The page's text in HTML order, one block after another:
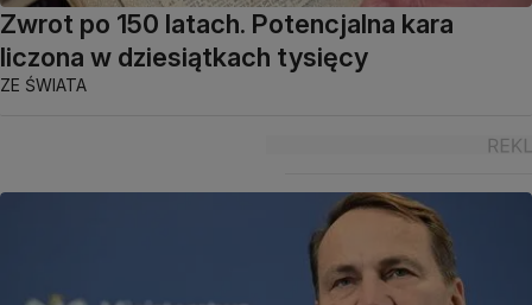
Zwrot po 150 latach. Potencjalna kara
liczona w dziesiątkach tysięcy
ZE ŚWIATA